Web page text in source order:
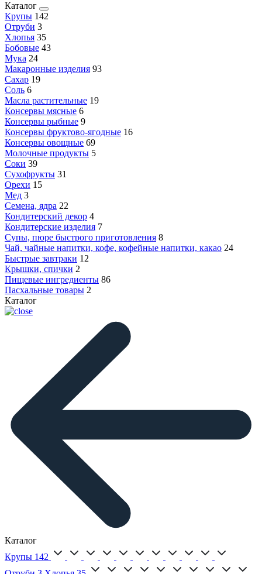
Каталог
Крупы 142
Отруби 3
Хлопья 35
Бобовые 43
Мука 24
Макаронные изделия 93
Сахар 19
Соль 6
Масла растительные 19
Консервы мясные 6
Консервы рыбные 9
Консервы фруктово-ягодные 16
Консервы овощные 69
Молочные продукты 5
Соки 39
Сухофрукты 31
Орехи 15
Мед 3
Семена, ядра 22
Кондитерский декор 4
Кондитерские изделия 7
Супы, пюре быстрого приготовления 8
Чай, чайные напитки, кофе, кофейные напитки, какао 24
Быстрые завтраки 12
Крышки, спички 2
Пищевые ингредиенты 86
Пасхальные товары 2
Каталог
Каталог
Крупы 142